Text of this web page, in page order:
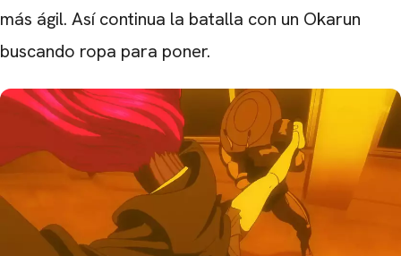
más ágil. Así continua la batalla con un Okarun
buscando ropa para poner.